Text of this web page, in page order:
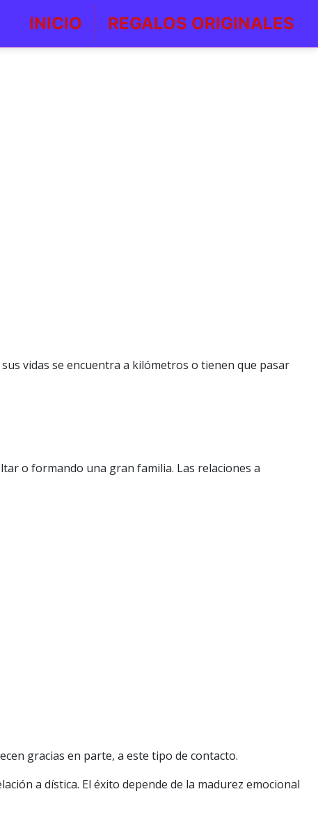
INICIO REGALOS ORIGINALES
vidas se encuentra a kilómetros o tienen que pasar
o formando una gran familia. Las relaciones a
gracias en parte, a este tipo de contacto.
a dística. El éxito depende de la madurez emocional